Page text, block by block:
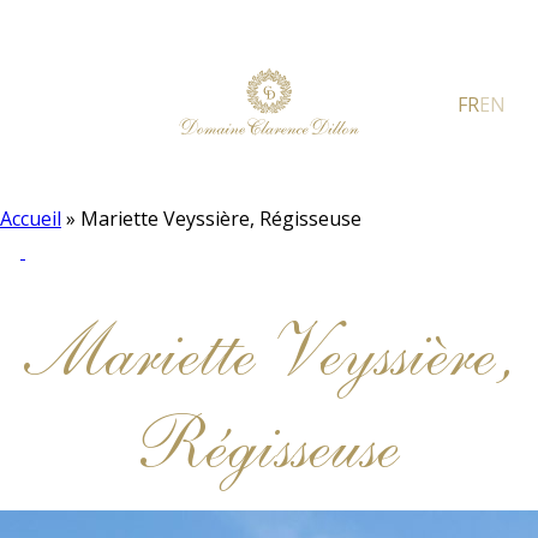
FREN
Accueil » Mariette Veyssière, Régisseuse
Mariette Veyssière,
Régisseuse